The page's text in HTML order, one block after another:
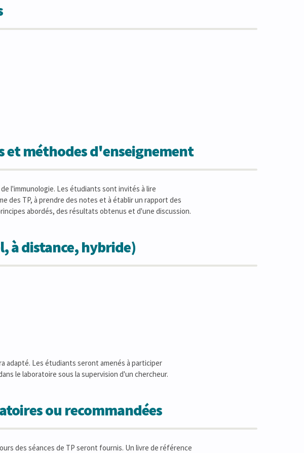
et méthodes d'enseignement
l'immunologie. Les étudiants sont invités à lire
des TP, à prendre des notes et à établir un rapport des
abordés, des résultats obtenus et d'une discussion.
à distance, hybride)
adapté. Les étudiants seront amenés à participer
le laboratoire sous la supervision d'un chercheur.
ou recommandées
des séances de TP seront fournis. Un livre de référence